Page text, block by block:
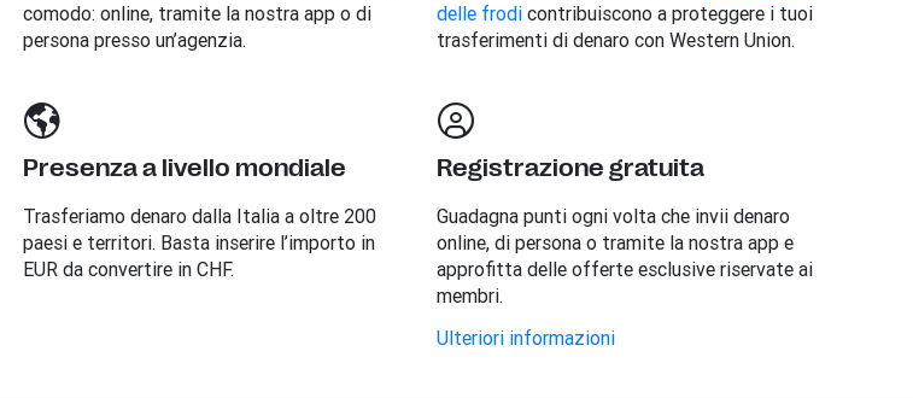
comodo: online, tramite la nostra app o di
persona presso un’agenzia.
delle frodicontribuiscono a proteggere i tuoi
trasferimenti di denaro con Western Union.
Presenza a livello mondiale
Trasferiamo denaro dalla Italia a oltre 200
paesi e territori. Basta inserire l’importo in
EUR da convertire in CHF.
Registrazione gratuita
Guadagna punti ogni volta che invii denaro
online, di persona o tramite la nostra app e
approfitta delle offerte esclusive riservate ai
membri.
Ulteriori informazioni